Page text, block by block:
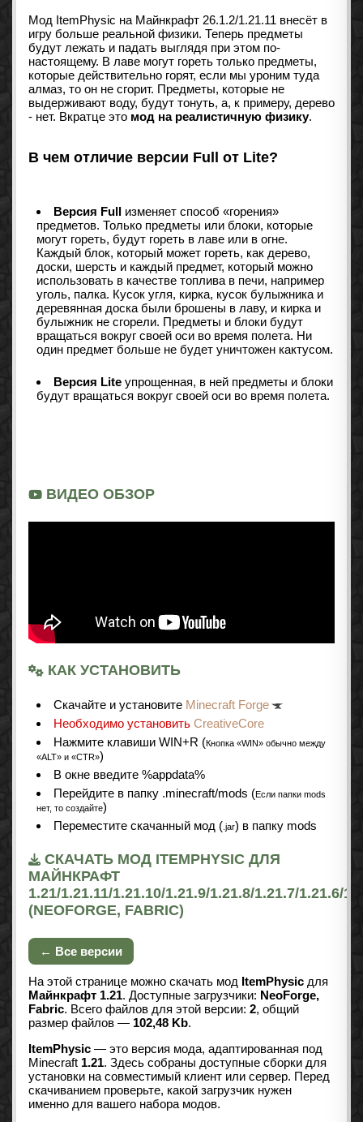
Мод ItemPhysic на Майнкрафт 26.1.2/1.21.11 внесёт в
игру больше реальной физики. Теперь предметы
будут лежать и падать выглядя при этом по-
настоящему. В лаве могут гореть только предметы,
которые действительно горят, если мы уроним туда
алмаз, то он не сгорит. Предметы, которые не
выдерживают воду, будут тонуть, а, к примеру, дерево
- нет. Вкратце это мод на реалистичную физику.
В чем отличие версии Full от Lite?
Версия Full изменяет способ «горения»
предметов. Только предметы или блоки, которые
могут гореть, будут гореть в лаве или в огне.
Каждый блок, который может гореть, как дерево,
доски, шерсть и каждый предмет, который можно
использовать в качестве топлива в печи, например
уголь, палка. Кусок угля, кирка, кусок булыжника и
деревянная доска были брошены в лаву, и кирка и
булыжник не сгорели. Предметы и блоки будут
вращаться вокруг своей оси во время полета. Ни
один предмет больше не будет уничтожен кактусом.
Версия Lite упрощенная, в ней предметы и блоки
будут вращаться вокруг своей оси во время полета.
ВИДЕО ОБЗОР
КАК УСТАНОВИТЬ
Cкачайте и установите Minecraft Forge
Необходимо установить CreativeCore
Нажмите клавиши WIN+R (Кнопка «WIN» обычно между
«ALT» и «CTR»)
В окне введите %appdata%
Перейдите в папку .minecraft/mods (Если папки mods
нет, то создайте)
Переместите скачанный мод ( .jar) в папку mods
СКАЧАТЬ МОД ITEMPHYSIC ДЛЯ
МАЙНКРАФТ
1.21/1.21.11/1.21.10/1.21.9/1.21.8/1.21.7/1.21.6/
(NEOFORGE, FABRIC)
← Все версии
На этой странице можно скачать мод ItemPhysic для
Майнкрафт 1.21. Доступные загрузчики: NeoForge,
Fabric. Всего файлов для этой версии: 2, общий
размер файлов — 102,48 Kb.
ItemPhysic — это версия мода, адаптированная под
Minecraft 1.21. Здесь собраны доступные сборки для
установки на совместимый клиент или сервер. Перед
скачиванием проверьте, какой загрузчик нужен
именно для вашего набора модов.